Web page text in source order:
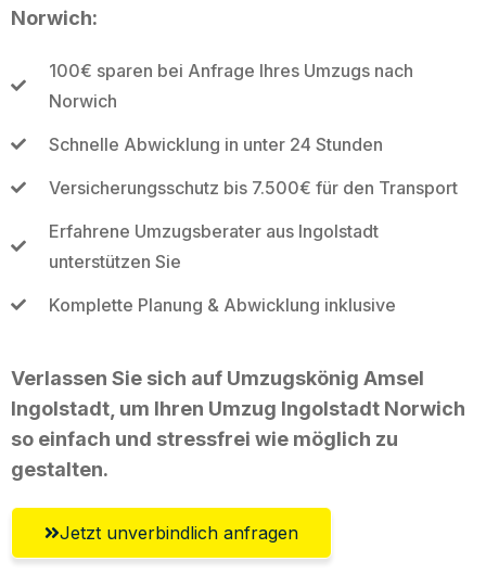
Norwich:
100€ sparen bei Anfrage Ihres Umzugs nach
Norwich
Schnelle Abwicklung in unter 24 Stunden
Versicherungsschutz bis 7.500€ für den Transport
Erfahrene Umzugsberater aus Ingolstadt
unterstützen Sie
Komplette Planung & Abwicklung inklusive
Verlassen Sie sich auf Umzugskönig Amsel
Ingolstadt, um Ihren Umzug Ingolstadt Norwich
so einfach und stressfrei wie möglich zu
gestalten.
Jetzt unverbindlich anfragen